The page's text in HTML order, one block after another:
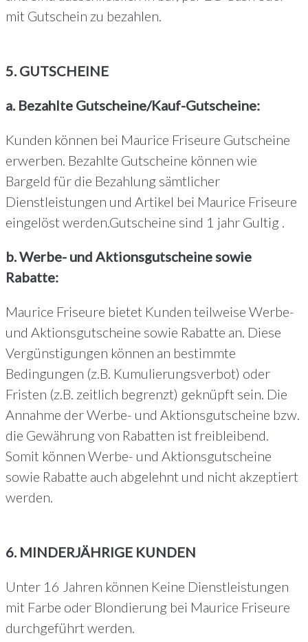
mit Gutschein zu bezahlen.
5. GUTSCHEINE
a. Bezahlte Gutscheine/Kauf-Gutscheine:
Kunden können bei Maurice Friseure Gutscheine
erwerben. Bezahlte Gutscheine können wie
Bargeld für die Bezahlung sämtlicher
Dienstleistungen und Artikel bei Maurice Friseure
eingelöst werden.Gutscheine sind 1 jahr Gultig .
b. Werbe- und Aktionsgutscheine sowie
Rabatte:
Maurice Friseure bietet Kunden teilweise Werbe-
und Aktionsgutscheine sowie Rabatte an. Diese
Vergünstigungen können an bestimmte
Bedingungen (z.B. Kumulierungsverbot) oder
Fristen (z.B. zeitlich begrenzt) geknüpft sein. Die
Annahme der Werbe- und Aktionsgutscheine bzw.
die Gewährung von Rabatten ist freibleibend.
Somit können Werbe- und Aktionsgutscheine
sowie Rabatte auch abgelehnt und nicht akzeptiert
werden.
6. MINDERJÄHRIGE KUNDEN
Unter 16 Jahren können Keine Dienstleistungen
mit Farbe oder Blondierung bei Maurice Friseure
durchgeführt werden.